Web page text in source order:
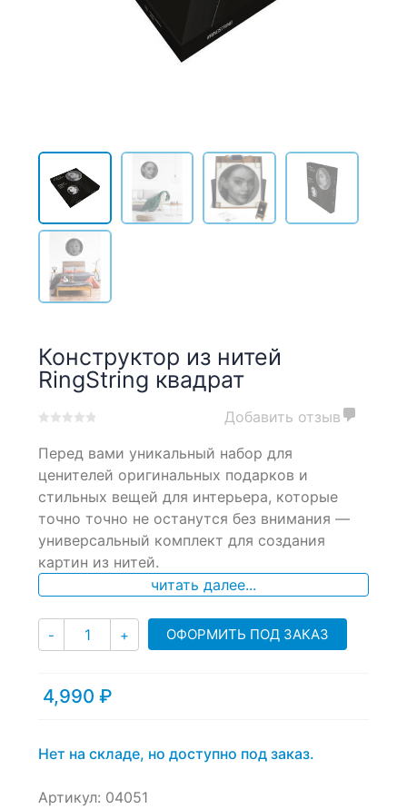
Конструктор из нитей
RingString квадрат
out
based
on
customer
ratings
Добавить отзыв
Перед вами уникальный набор для
ценителей оригинальных подарков и
стильных вещей для интерьера, которые
точно точно не останутся без внимания —
универсальный комплект для создания
картин из нитей.
читать далее...
- Количество
+ ОФОРМИТЬ ПОД ЗАКАЗ
4,990 ₽
Нет на складе, но доступно под заказ.
Артикул: 04051